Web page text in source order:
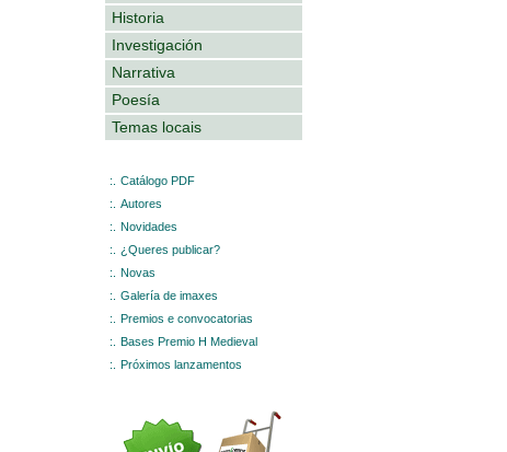
Historia
Investigación
Narrativa
Poesía
Temas locais
:.
Catálogo PDF
:.
Autores
:.
Novidades
:.
¿Queres publicar?
:.
Novas
:.
Galería de imaxes
:.
Premios e convocatorias
:.
Bases Premio H Medieval
:.
Próximos lanzamentos